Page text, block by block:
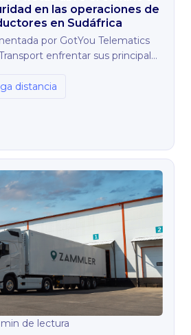
en las operaciones de
en Sudáfrica
por GotYou Telematics
enfrentar sus principales
de descargas—, al mismo
distancia
de lectura